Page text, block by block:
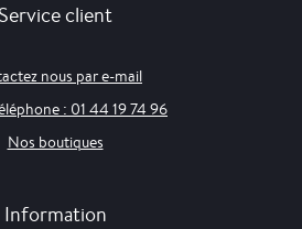
Service client
nous par e-mail
: 01 44 19 74 96
Nos boutiques
Information